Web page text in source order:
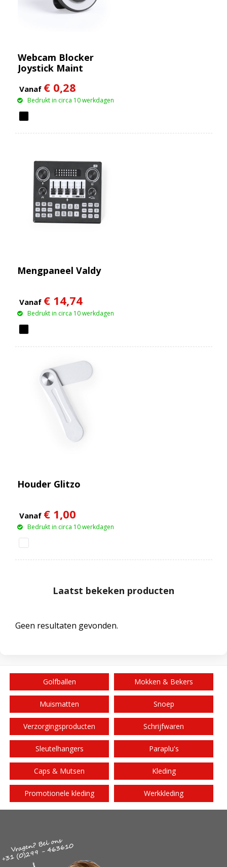
Webcam Blocker
Joystick Maint
Vanaf € 0,28
Bedrukt in circa 10 werkdagen
Mengpaneel Valdy
Vanaf € 14,74
Bedrukt in circa 10 werkdagen
Houder Glitzo
Vanaf € 1,00
Bedrukt in circa 10 werkdagen
Laatst bekeken producten
Geen resultaten gevonden.
Golfballen Mokken & Bekers
Muismatten Snoep
Verzorgingsproducten Schrijfwaren
Sleutelhangers Paraplu's
Caps & Mutsen Kleding
Promotionele kleding Werkkleding